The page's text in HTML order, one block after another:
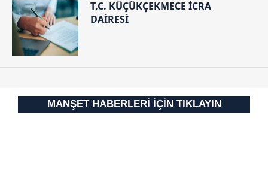
T.C. KÜÇÜKÇEKMECE İCRA
DAİRESİ
MANŞET HABERLERİ İÇİN TIKLAYIN